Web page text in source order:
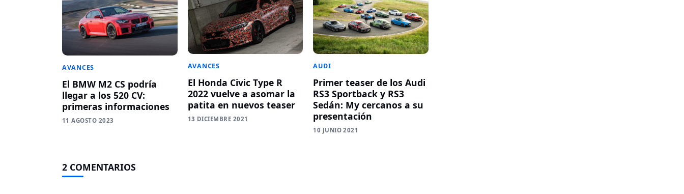
AVANCES
El BMW M2 CS podría
llegar a los 520 CV:
primeras informaciones
11 AGOSTO 2023
AVANCES
El Honda Civic Type R
2022 vuelve a asomar la
patita en nuevos teaser
13 DICIEMBRE 2021
AUDI
Primer teaser de los Audi
RS3 Sportback y RS3
Sedán: My cercanos a su
presentación
10 JUNIO 2021
2 COMENTARIOS